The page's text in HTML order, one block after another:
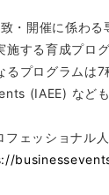
・開催に係わ
施する育成プロ
るプログラムは
(IAEE) なども
ェッショナル